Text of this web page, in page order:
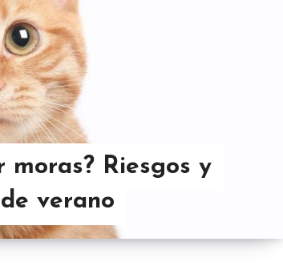
moras? Riesgos y
verano